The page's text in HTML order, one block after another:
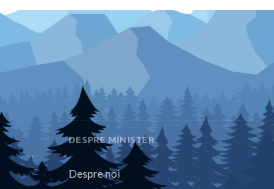
DESPRE MINISTER
Despre noi